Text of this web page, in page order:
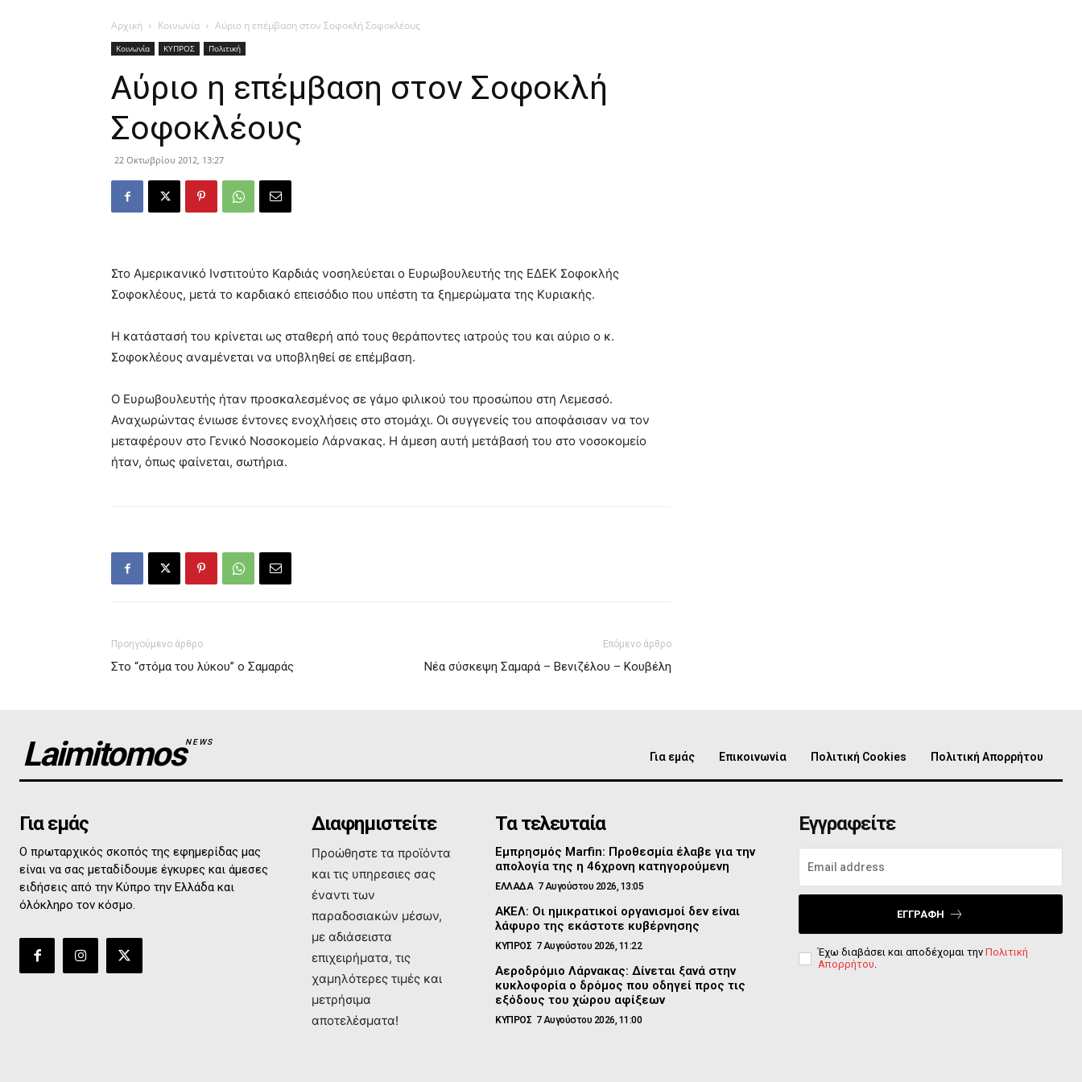
Αρχική Κοινωνία Αύριο η επέμβαση στον Σοφοκλή Σοφοκλέους
Κοινωνία ΚΥΠΡΟΣ Πολιτική
Αύριο η επέμβαση στον Σοφοκλή
Σοφοκλέους
22 Οκτωβρίου 2012, 13:27
Στο Αμερικανικό Ινστιτούτο Καρδιάς νοσηλεύεται ο Ευρωβουλευτής της ΕΔΕΚ Σοφοκλής
Σοφοκλέους, μετά το καρδιακό επεισόδιο που υπέστη τα ξημερώματα της Κυριακής.
Η κατάστασή του κρίνεται ως σταθερή από τους θεράποντες ιατρούς του και αύριο ο κ.
Σοφοκλέους αναμένεται να υποβληθεί σε επέμβαση.
Ο Ευρωβουλευτής ήταν προσκαλεσμένος σε γάμο φιλικού του προσώπου στη Λεμεσσό.
Αναχωρώντας ένιωσε έντονες ενοχλήσεις στο στομάχι. Οι συγγενείς του αποφάσισαν να τον
μεταφέρουν στο Γενικό Νοσοκομείο Λάρνακας. Η άμεση αυτή μετάβασή του στο νοσοκομείο
ήταν, όπως φαίνεται, σωτήρια.
Προηγούμενο άρθρο
Στο “στόμα του λύκου” ο Σαμαράς
Επόμενο άρθρο
Νέα σύσκεψη Σαμαρά – Βενιζέλου – Κουβέλη
LaimitomosNEWS
Για εμάς Επικοινωνία Πολιτική Cookies Πολιτική Απορρήτου
Για εμάς
Ο πρωταρχικός σκοπός της εφημερίδας μας
είναι να σας μεταδίδουμε έγκυρες και άμεσες
ειδήσεις από την Κύπρο την Ελλάδα και
όλόκληρο τον κόσμο.
Διαφημιστείτε
Προώθηστε τα προϊόντα
και τις υπηρεσιες σας
έναντι των
παραδοσιακών μέσων,
με αδιάσειστα
επιχειρήματα, τις
χαμηλότερες τιμές και
μετρήσιμα
αποτελέσματα!
Τα τελευταία
Εμπρησμός Marfin: Προθεσμία έλαβε για την
απολογία της η 46χρονη κατηγορούμενη
ΕΛΛΑΔΑ 7 Αυγούστου 2026, 13:05
ΑΚΕΛ: Οι ημικρατικοί οργανισμοί δεν είναι
λάφυρο της εκάστοτε κυβέρνησης
ΚΥΠΡΟΣ 7 Αυγούστου 2026, 11:22
Αεροδρόμιο Λάρνακας: Δίνεται ξανά στην
κυκλοφορία ο δρόμος που οδηγεί προς τις
εξόδους του χώρου αφίξεων
ΚΥΠΡΟΣ 7 Αυγούστου 2026, 11:00
Εγγραφείτε
ΕΓΓΡΑΦΉ
Έχω διαβάσει και αποδέχομαι την Πολιτική
Απορρήτου.